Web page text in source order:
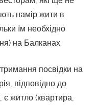
намір жити в
їм необхідно
на Балканах.
посвідки на
відповідно до
є житло (квартира,